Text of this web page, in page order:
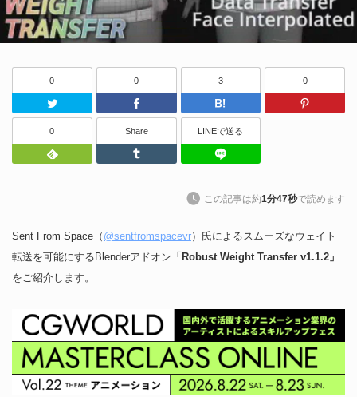
0
Twitter
0
Facebook
3
はてなブッ
0
0
Feedly
Share
Tumblr
LINEで送る
この記事は約1分47秒で読めます
Sent From Space（ @sentfromspacevr）氏によるスムーズなウェイト
転送を可能にするBlenderアドオン 「Robust Weight Transfer v1.1.2」
をご紹介します。